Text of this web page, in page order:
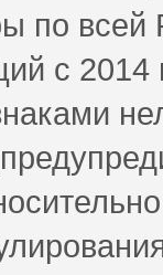
по
с 2014